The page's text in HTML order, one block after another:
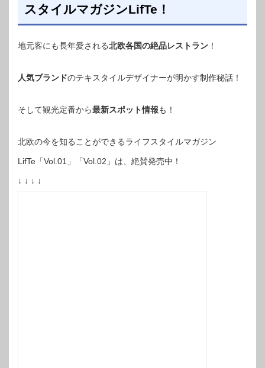
スタイルマガジンLifTe！
地元客にも長年愛される北欧各国の絶品レストラン ！
人気ブランドのテキスタイルデザイナーが明かす制作秘話！
そして観光定番から最新スポット情報も！
北欧の今を知ることができるライフスタイルマガジン
LifTe「Vol.01」「Vol.02」は、絶賛発売中！
↓ ↓ ↓ ↓